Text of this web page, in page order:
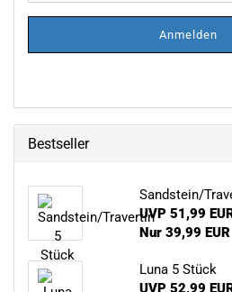
NEWSLETTER-
Mail
Anmelden
Bestseller
Sandstein/
UVP 51,99
Nur 39,99 EUR
Luna 5 Stück
UVP 52,99